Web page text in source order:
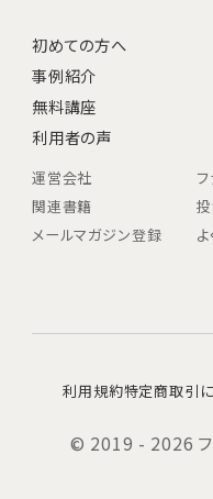
初めての方へ
事例紹介
無料講座
利用者の声
運営会社
関連書籍
メールマガジン登録
利用規約特定商取引
© 2019 - 2026 フ